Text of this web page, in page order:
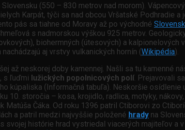
(550 – 830 metrov nad morom).
Karpát, týči sa nad obcou Vršatské Podhradie
pás sa tiahne od Moravy až po východné
s nadmorskou výškou 925 metrov.
biohermných (útesových) a
aj vrstvy vulkanických hornín (Wikipédia).
až neskorej doby kamennej. Našli sa tu kamenné
s ľuďmi lužických popolnicových polí. Prejavovali
kúpaliska (Informačná tabuľa). Neskoršie
10. storočia – kosa, krojidlo, radlica, motyky,
Matúša Čáka. Od roku 1396 patril Ctiborovi zo
a patril medzi najvyššie položené hrady na
histórie hrad vystriedal viacerých majiteľov a